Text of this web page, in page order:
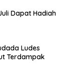
Dapat Hadiah
Ludes
Terdampak